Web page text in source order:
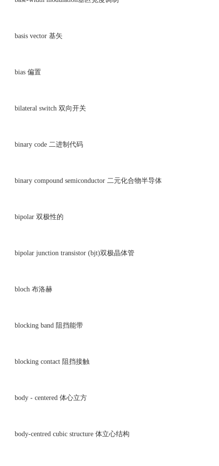
basis vector 基矢
bias 偏置
bilateral switch 双向开关
binary code 二进制代码
binary compound semiconductor 二元化合物半导体
bipolar 双极性的
bipolar junction transistor (bjt)双极晶体管
bloch 布洛赫
blocking band 阻挡能带
blocking contact 阻挡接触
body - centered 体心立方
body-centred cubic structure 体立心结构